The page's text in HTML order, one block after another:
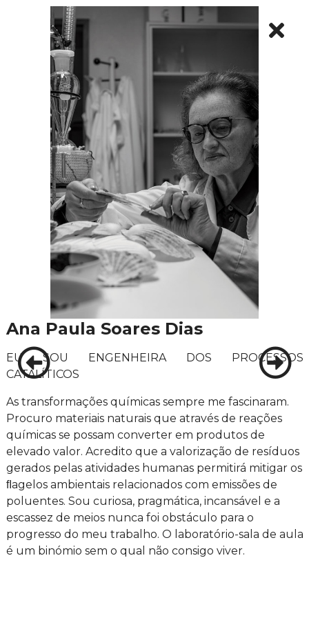
Ana Paula Soares Dias
EU SOU ENGENHEIRA DOS PROCESSOS
CATALÍTICOS
As transformações químicas sempre me fascinaram.
Procuro materiais naturais que através de reações
químicas se possam converter em produtos de
elevado valor. Acredito que a valorização de resíduos
gerados pelas atividades humanas permitirá mitigar os
ﬂagelos ambientais relacionados com emissões de
poluentes. Sou curiosa, pragmática, incansável e a
escassez de meios nunca foi obstáculo para o
progresso do meu trabalho. O laboratório-sala de aula
é um binómio sem o qual não consigo viver.